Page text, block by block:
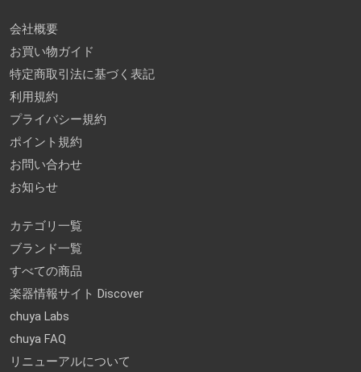
会社概要
お買い物ガイド
特定商取引法に基づく表記
利用規約
プライバシー規約
ポイント規約
お問い合わせ
お知らせ
カテゴリ一覧
ブランド一覧
すべての商品
楽器情報サイト Discover
chuya Labs
chuya FAQ
リニューアルについて